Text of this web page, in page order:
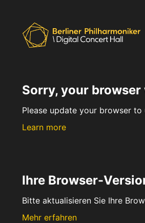
Sorry, your
Please update your browser
Learn more
Ihre Browser-
Bitte aktualisieren Sie Ihre
Mehr erfahren